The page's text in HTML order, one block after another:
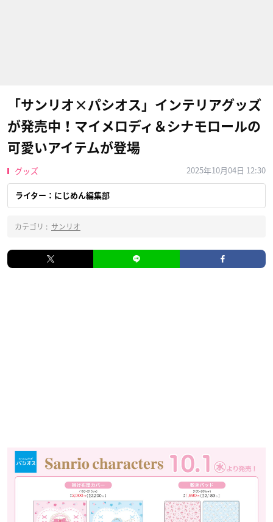
「サンリオ×パシオス」インテリアグッズ
が発売中！マイメロディ＆シナモロールの
可愛いアイテムが登場
グッズ 2025年10月04日 12:30
ライター：にじめん編集部
カテゴリ : サンリオ